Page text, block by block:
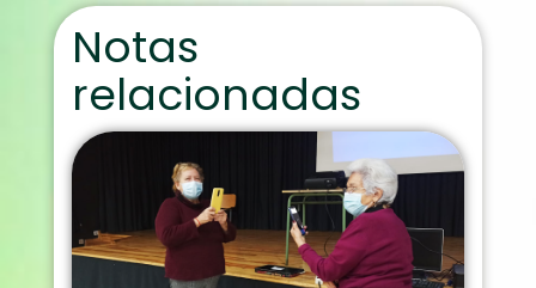
Notas
relacionadas